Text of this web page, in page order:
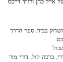
חק בבית ספר הדרך
י, ברכה קול, דודי מור